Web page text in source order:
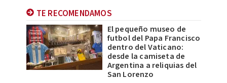
TE RECOMENDAMOS
El pequeño museo de
futbol del Papa Francisco
dentro del Vaticano:
desde la camiseta de
Argentina a reliquias del
San Lorenzo